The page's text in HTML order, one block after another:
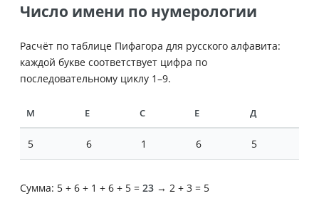
Число имени по нумерологии
Расчёт по таблице Пифагора для русского алфавита:
каждой букве соответствует цифра по
последовательному циклу 1–9.
М Е С Е Д
5 6 1 6 5
Сумма: 5 + 6 + 1 + 6 + 5 = 23 → 2 + 3 = 5